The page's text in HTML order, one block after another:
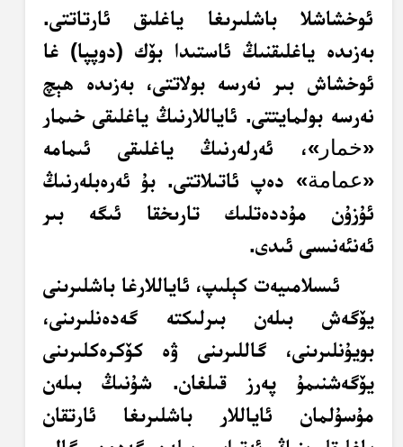
ئوخشاشلا باشلىرىغا ياغلىق ئارتاتتى.
بەزىدە ياغلىقنىڭ ئاستىدا بۆك (دوپپا) غا
ئوخشاش بىر نەرسە بولاتتى، بەزىدە ھېچ
نەرسە بولمايتتى. ئاياللارنىڭ ياغلىقى خىمار
«خمار»، ئەرلەرنىڭ ياغلىقى ئىمامە
«عمامة» دەپ ئاتىلاتتى. بۇ ئەرەبلەرنىڭ
ئۇزۇن مۇددەتلىك تارىخقا ئىگە بىر
ئەنئەنىسى ئىدى.
ئىسلامىيەت كېلىپ، ئاياللارغا باشلىرىنى
يۆگەش بىلەن بىرلىكتە گەدەنلىرىنى،
بويۇنلىرىنى، گاللىرىنى ۋە كۆكرەكلىرىنى
يۆگەشنىمۇ پەرز قىلغان. شۇنىڭ بىلەن
مۇسۇلمان ئاياللار باشلىرىغا ئارتقان